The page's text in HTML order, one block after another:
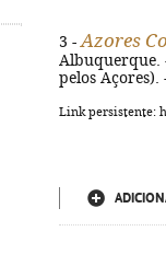
3 - Azores
Albuquerque.
pelos Açores).
Link persistente: